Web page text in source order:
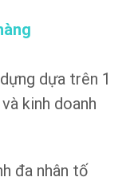
dựa trên 1
kinh doanh
đa nhân tố